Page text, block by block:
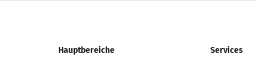
Hauptbereiche Services